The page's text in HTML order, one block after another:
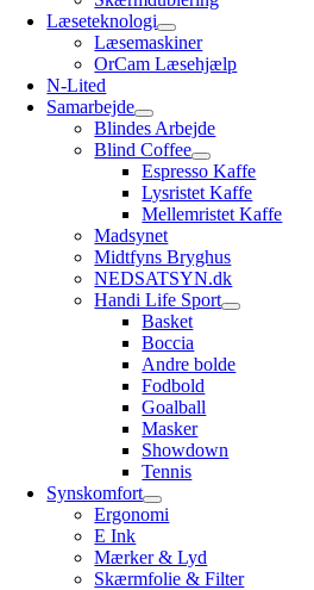
Læseteknologi
Læsemaskiner
OrCam Læsehjælp
N-Lited
Samarbejde
Blindes Arbejde
Blind Coffee
Espresso Kaffe
Lysristet Kaffe
Mellemristet Kaffe
Madsynet
Midtfyns Bryghus
NEDSATSYN.dk
Handi Life Sport
Basket
Boccia
Andre bolde
Fodbold
Goalball
Masker
Showdown
Tennis
Synskomfort
Ergonomi
E Ink
Mærker & Lyd
Skærmfolie & Filter